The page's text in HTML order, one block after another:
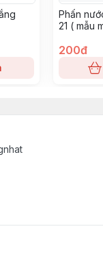
Phấn
21 ( mẫu
200đ